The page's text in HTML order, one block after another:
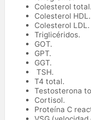
Colesterol total.
Colesterol HDL.
Colesterol LDL.
Triglicéridos.
GOT.
GPT.
GGT.
TSH.
T4 total.
Testosterona
Cortisol.
Proteína C